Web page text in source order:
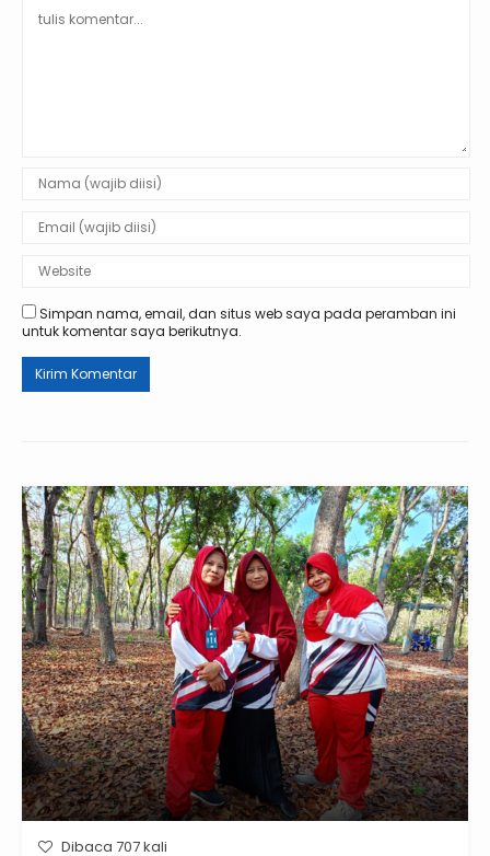
Simpan nama, email, dan situs web saya pada peramban ini
untuk komentar saya berikutnya.
Dibaca 707 kali